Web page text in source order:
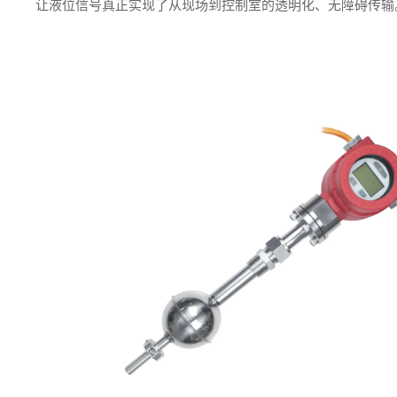
让液位信号真正实现了从现场到控制室的透明化、无障碍传输